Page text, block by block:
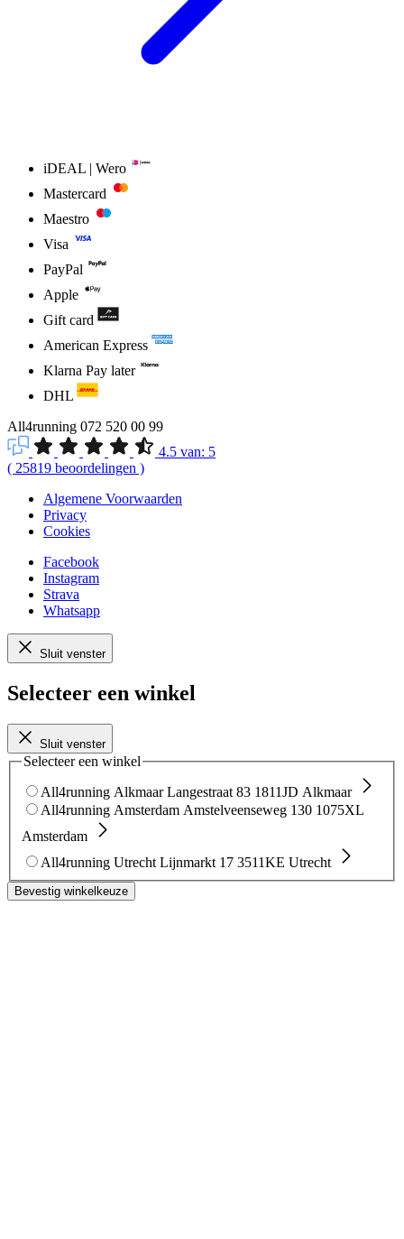
iDEAL | Wero
Mastercard
Maestro
Visa
PayPal
Apple
Gift card
American Express
Klarna Pay later
DHL
All4running 072 520 00 99
4.5 van: 5
( 25819 beoordelingen )
Algemene Voorwaarden
Privacy
Cookies
Facebook
Instagram
Strava
Whatsapp
Sluit venster
Selecteer een winkel
Sluit venster
Selecteer een winkel
All4running Alkmaar Langestraat 83 1811JD Alkmaar
All4running Amsterdam Amstelveenseweg 130 1075XL
Amsterdam
All4running Utrecht Lijnmarkt 17 3511KE Utrecht
Bevestig winkelkeuze